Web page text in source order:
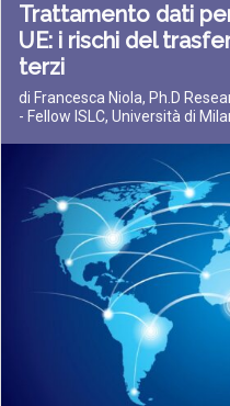
Trattamento dati
UE: i rischi del
terzi
di Francesca Niola, Ph.D
- Fellow ISLC, Università di